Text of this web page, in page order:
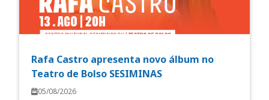
Rafa Castro apresenta novo álbum no
Teatro de Bolso SESIMINAS
05/08/2026